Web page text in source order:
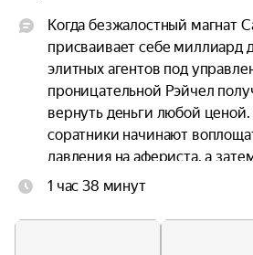
Когда безжалостный магнат
присваивает себе миллиард
элитных агентов под
проницательной Рэйчел
вернуть деньги любой
соратники начинают
давления на афериста, а
остров Салазара, где
внезапно ситуация выходит
1 час 38 минут